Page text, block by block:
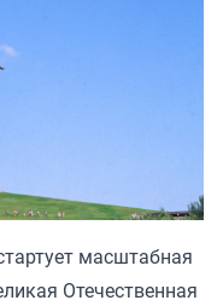
масштабная
Отечественная